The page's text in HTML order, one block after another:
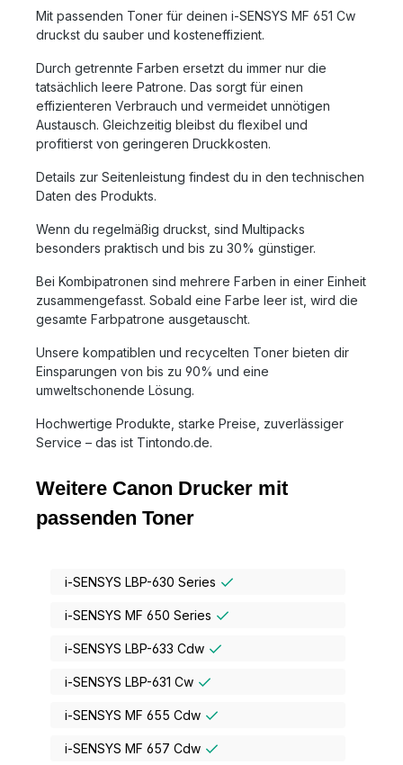
Mit passenden Toner für deinen i-SENSYS MF 651 Cw
druckst du sauber und kosteneffizient.
Durch getrennte Farben ersetzt du immer nur die
tatsächlich leere Patrone. Das sorgt für einen
effizienteren Verbrauch und vermeidet unnötigen
Austausch. Gleichzeitig bleibst du flexibel und
profitierst von geringeren Druckkosten.
Details zur Seitenleistung findest du in den technischen
Daten des Produkts.
Wenn du regelmäßig druckst, sind Multipacks
besonders praktisch und bis zu 30% günstiger.
Bei Kombipatronen sind mehrere Farben in einer Einheit
zusammengefasst. Sobald eine Farbe leer ist, wird die
gesamte Farbpatrone ausgetauscht.
Unsere kompatiblen und recycelten Toner bieten dir
Einsparungen von bis zu 90% und eine
umweltschonende Lösung.
Hochwertige Produkte, starke Preise, zuverlässiger
Service – das ist Tintondo.de.
Weitere Canon Drucker mit
passenden Toner
i-SENSYS LBP-630 Series
i-SENSYS MF 650 Series
i-SENSYS LBP-633 Cdw
i-SENSYS LBP-631 Cw
i-SENSYS MF 655 Cdw
i-SENSYS MF 657 Cdw